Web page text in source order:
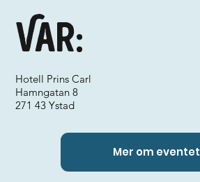
Var:
Hotell Prins Carl
Hamngatan 8
271 43 Ystad
Mer om eventet